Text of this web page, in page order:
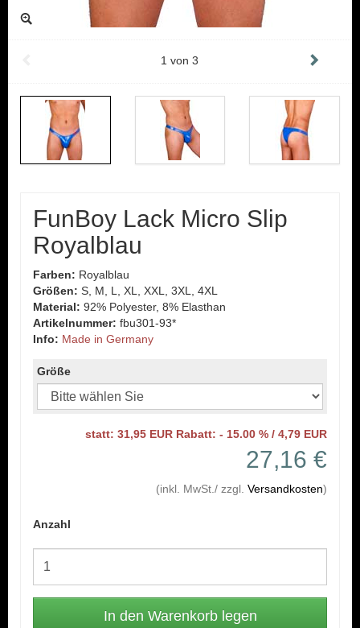
1 von3
FunBoy Lack Micro Slip
Royalblau
Farben: Royalblau
Größen: S, M, L, XL, XXL, 3XL, 4XL
Material: 92% Polyester, 8% Elasthan
Artikelnummer: fbu301-93*
Info: Made in Germany
Größe
statt: 31,95 EUR Rabatt: - 15.00 % / 4,79 EUR
27,16 €
(inkl. MwSt./ zzgl. Versandkosten)
Anzahl